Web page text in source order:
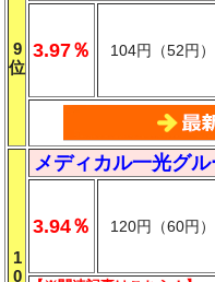
9
位
3.97％ 104円（52円）
1
0
メディカル一光グル
3.94％ 120円（60円）